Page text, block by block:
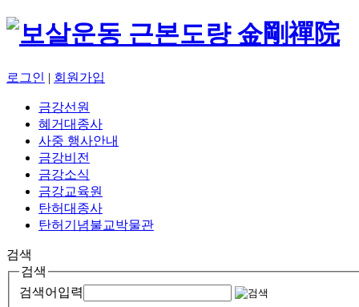
로그인 | 회원가입
금강선원
혜거대종사
사중 행사안내
금강비전
금강소식
금강교육원
탄허대종사
탄허기념불교박물관
검색
검색
검색어입력